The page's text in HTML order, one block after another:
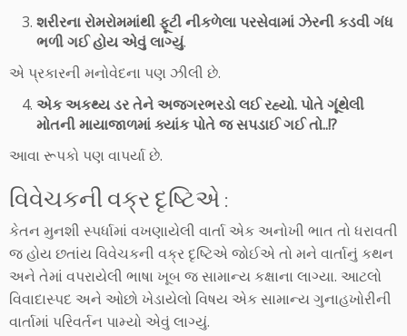
શરીરના રોમરોમમાંથી ફૂટી નીકળેલા પરસેવામાં ઝેરની કડવી ગંધ
ભળી ગઈ હોય એવું લાગ્યું.
એ પ્રકારની મનોવેદના પણ ઝીલી છે.
એક અકથ્ય ડર તેને અજગરભરડો લઈ રહ્યો. પોતે ગૂંથેલી
મોતની માયાજાળમાં ક્યાંક પોતે જ સપડાઈ ગઈ તો..!?
આવા રૂપકો પણ વાપર્યા છે.
વિવેચકની વક્ર દૃષ્ટિએ :
કેતન મુનશી સ્પર્ધામાં વખણાયેલી વાર્તા એક અનોખી ભાત તો ધરાવતી
જ હોય છતાંય વિવેચકની વક્ર દૃષ્ટિએ જોઈએ તો મને વાર્તાનું કથન
અને તેમાં વપરાયેલી ભાષા ખૂબ જ સામાન્ય કક્ષાના લાગ્યા. આટલો
વિવાદાસ્પદ અને ઓછો ખેડાયેલો વિષય એક સામાન્ય ગુનાહખોરીની
વાર્તામાં પરિવર્તન પામ્યો એવું લાગ્યું.